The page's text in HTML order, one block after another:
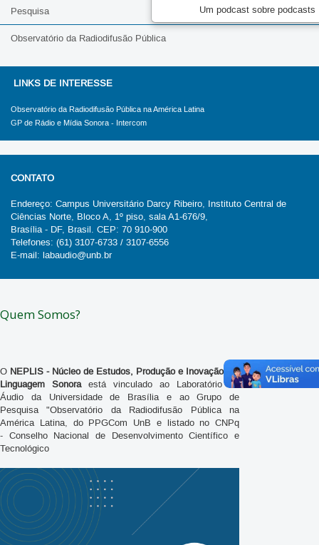
Um podcast sobre podcasts
Pesquisa
Observatório da Radiodifusão Pública
LINKS DE INTERESSE
Observatório da Radiodifusão Pública na América Latina
GP de Rádio e Mídia Sonora - Intercom
CONTATO
Endereço: Campus Universitário Darcy Ribeiro, Instituto Central de
Ciências Norte, Bloco A, 1º piso, sala A1-676/9,
Brasília - DF, Brasil. CEP: 70 910-900
Telefones: (61) 3107-6733 / 3107-6556
E-mail: labaudio@unb.br
Quem Somos?
O NEPLIS - Núcleo de Estudos, Produção e Inovação em
Linguagem Sonoraestá vinculado ao Laboratório de
Áudio da Universidade de Brasília e ao Grupo de
Pesquisa "Observatório da Radiodifusão Pública na
América Latina, do PPGCom UnB e listado no CNPq
- Conselho Nacional de Desenvolvimento Científico e
Tecnológico